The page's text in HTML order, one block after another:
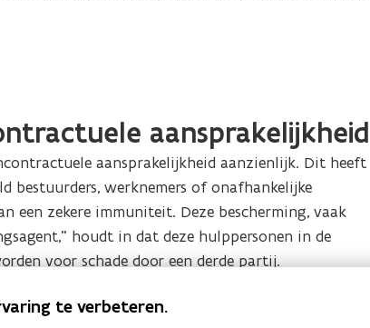
aansprakelijkheid
aansprakelijkheid aanzienlijk. Dit heeft
bestuurders, werknemers of onafhankelijke
een zekere immuniteit. Deze bescherming, vaak
houdt in dat deze hulppersonen in de
voor schade door een derde partij.
te verbeteren.